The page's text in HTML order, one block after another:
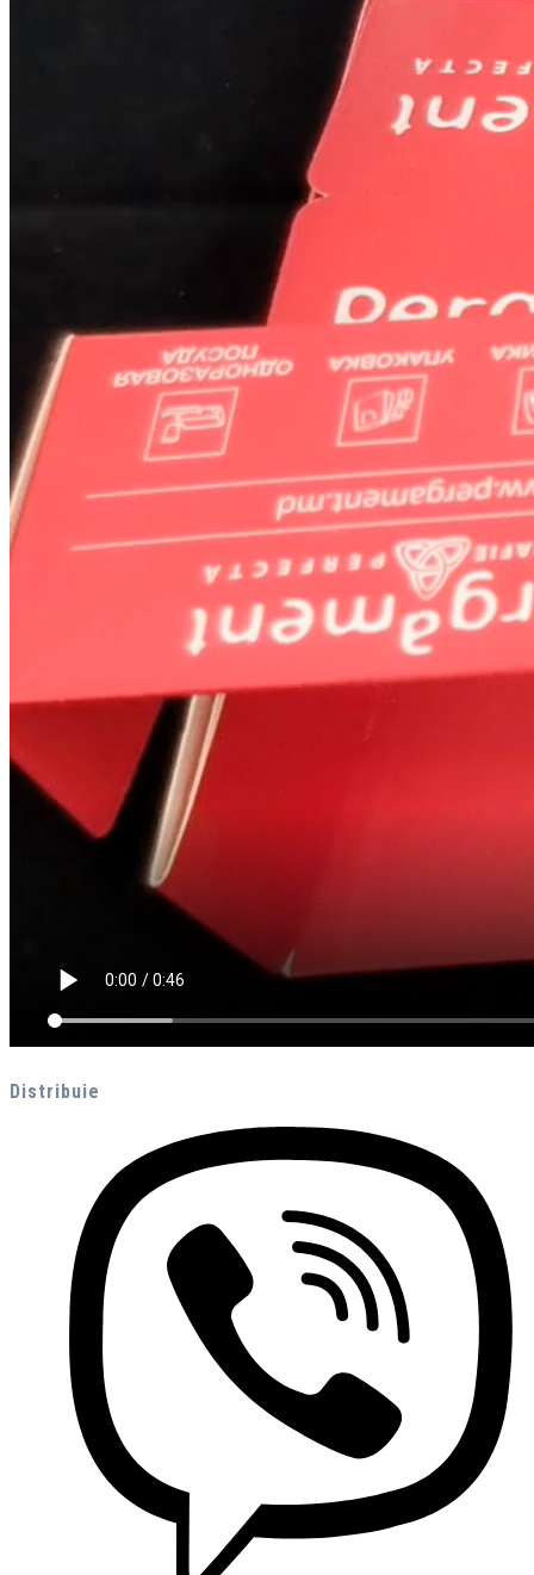
Distribuie